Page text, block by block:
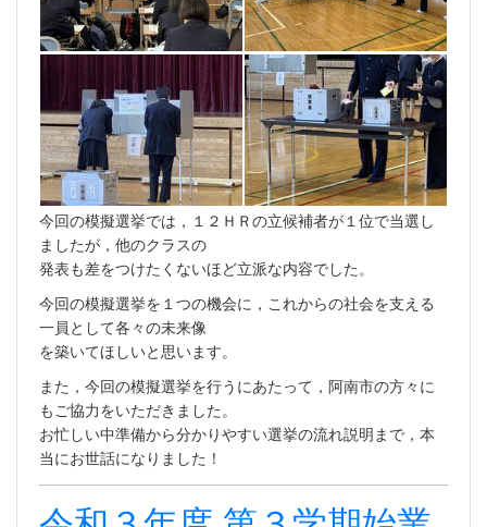
今回の模擬選挙では，１２ＨＲの立候補者が１位で当選し
ましたが，他のクラスの
発表も差をつけたくないほど立派な内容でした。
今回の模擬選挙を１つの機会に，これからの社会を支える
一員として各々の未来像
を築いてほしいと思います。
また，今回の模擬選挙を行うにあたって，阿南市の方々に
もご協力をいただきました。
お忙しい中準備から分かりやすい選挙の流れ説明まで，本
当にお世話になりました！